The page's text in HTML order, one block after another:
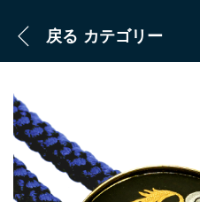
戻る カテゴリー